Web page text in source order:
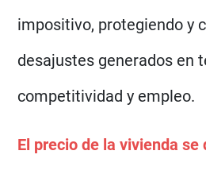
impositivo, protegiendo y
desajustes generados en
competitividad y empleo.
El precio de la vivienda se